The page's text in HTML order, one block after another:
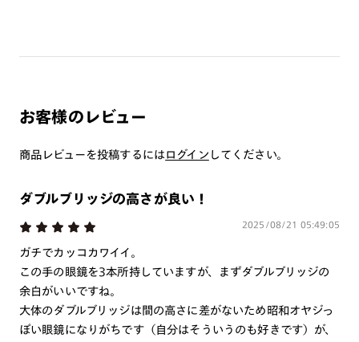
Qオンラインショップで遠近両用レンズ（累進レンズ）のメ
Aオンラインショップで遠近両用レンズ（クリアレンズの
つき対応可能です。
持参ください。なお、特注レンズの為、後日お渡しとなり
ご注文の手順は以下をご参照ください。
1. カート画面内「レンズ選択へ」ボタンより「度つきレン
ズまたは店舗でレンズ作成」を選択
2. 遠近レンズより「遠近両用」を選択のうえ、購入手続き
お客様のレビュー
商品レビューを投稿するにはログイン してください。
ダブルブリッジの高さが良い！
2025/08/21 05:49:05
ガチでカッコカワイイ。
この手の眼鏡を3本所持していますが、まずダブルブリッジの
余白がいいですね。
大体のダブルブリッジは間の高さに差がないため昭和オヤジっ
ぽい眼鏡になりがちです（自分はそういうのも好きです）が、